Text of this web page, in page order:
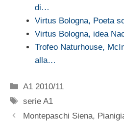
di…
Virtus Bologna, Poeta
Virtus Bologna, idea
Trofeo Naturhouse,
alla…
Categorie
A1 2010/11
Tag
serie A1
Montepaschi Siena,